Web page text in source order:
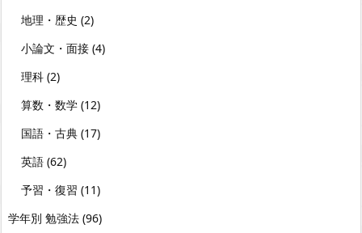
地理・歴史 (2)
小論文・面接 (4)
理科 (2)
算数・数学 (12)
国語・古典 (17)
英語 (62)
予習・復習 (11)
学年別 勉強法 (96)